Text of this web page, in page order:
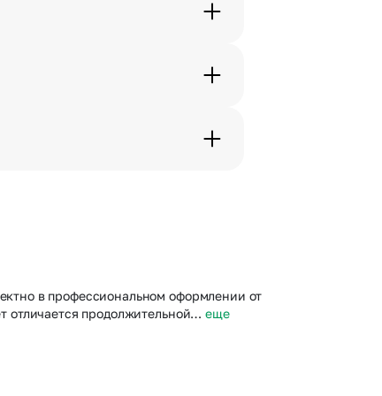
в срок от 1 до 3 дней. Услуга
в профессиональном оформлении от
отличается продолжительной… еще